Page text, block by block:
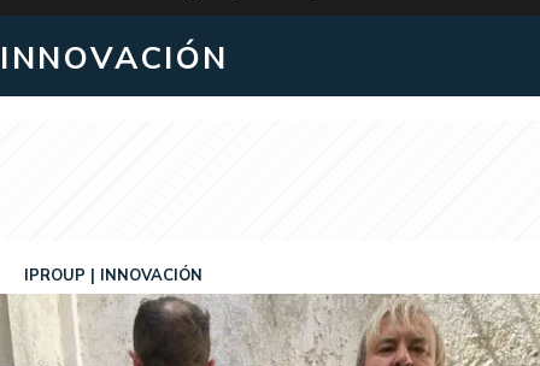
INNOVACIÓN
IPROUP INNOVACIÓN